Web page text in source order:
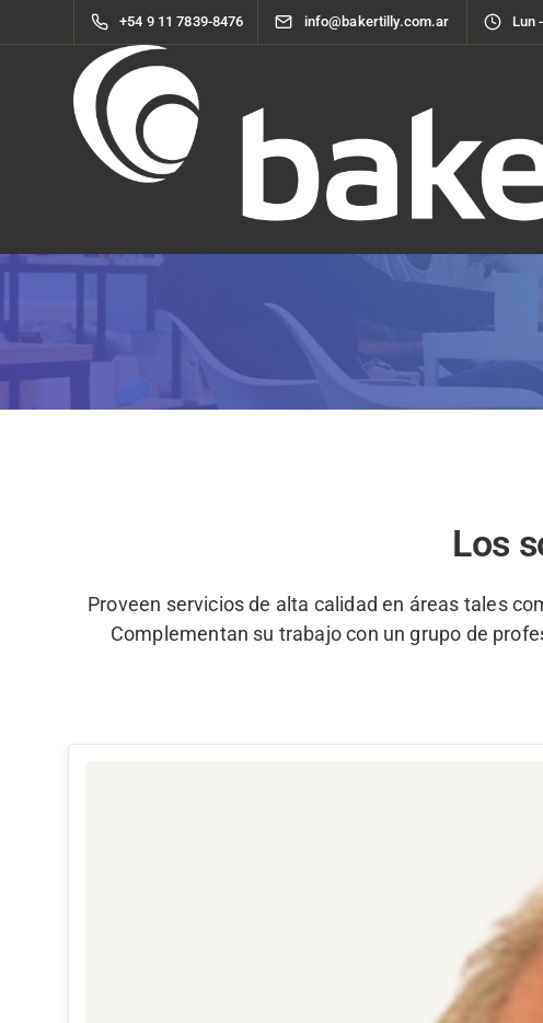
+54 9 11 7839-8476 info@bakertilly.com.ar Lun
Los
Proveen servicios de alta calidad en áreas tales
Complementan su trabajo con un grupo de